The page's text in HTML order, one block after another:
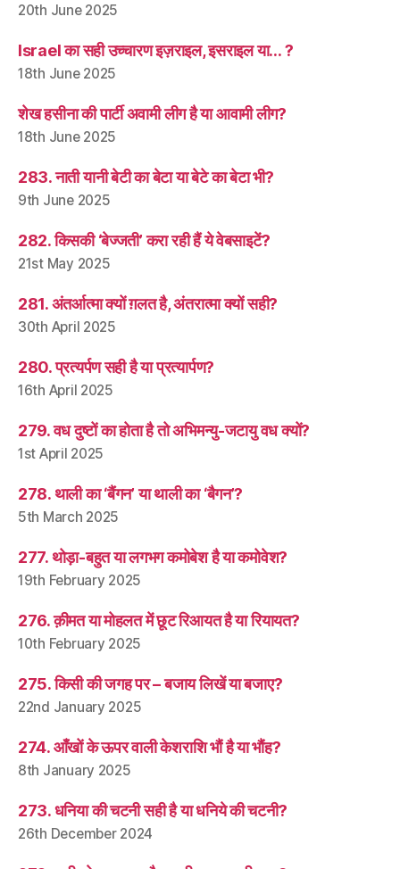
20th June 2025
Israel का सही उच्चारण इज़राइल, इसराइल या… ?
18th June 2025
शेख हसीना की पार्टी अवामी लीग है या आवामी लीग?
18th June 2025
283. नाती यानी बेटी का बेटा या बेटे का बेटा भी?
9th June 2025
282. किसकी ‘बेज्जती’ करा रही हैं ये वेबसाइटें?
21st May 2025
281. अंतर्आत्मा क्यों ग़लत है, अंतरात्मा क्यों सही?
30th April 2025
280. प्रत्यर्पण सही है या प्रत्यार्पण?
16th April 2025
279. वध दुष्टों का होता है तो अभिमन्यु-जटायु वध क्यों?
1st April 2025
278. थाली का ‘बैंगन’ या थाली का ‘बैगन’?
5th March 2025
277. थोड़ा-बहुत या लगभग कमोबेश है या कमोवेश?
19th February 2025
276. क़ीमत या मोहलत में छूट रिआयत है या रियायत?
10th February 2025
275. किसी की जगह पर – बजाय लिखें या बजाए?
22nd January 2025
274. आँखों के ऊपर वाली केशराशि भौं है या भौंह?
8th January 2025
273. धनिया की चटनी सही है या धनिये की चटनी?
26th December 2024